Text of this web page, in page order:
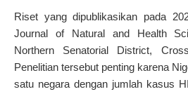
Riset yang dipublikasikan pada
Journal of Natural and Health
Northern Senatorial District,
Penelitian tersebut penting karena
satu negara dengan jumlah kasus